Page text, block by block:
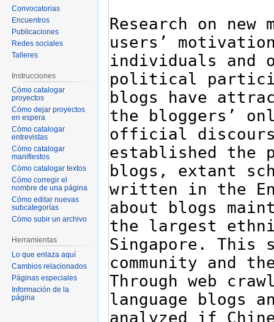
Convocatorias
Encuentros
Publicaciones
Redes sociales
Talleres
Instrucciones
Cómo catalogar
proyectos
Cómo dejar proyectos
en espera
Cómo catalogar
entrevistas
Cómo catalogar
manifiestos
Cómo catalogar textos
Cómo corregir el
nombre de una página
Cómo editar nuevas
subcategorías
Cómo subir un archivo
Herramientas
Lo que enlaza aquí
Cambios relacionados
Páginas especiales
Información de la
página